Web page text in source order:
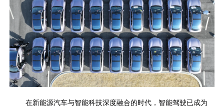
在新能源汽车与智能科技深度融合的时代，智能驾驶已成为